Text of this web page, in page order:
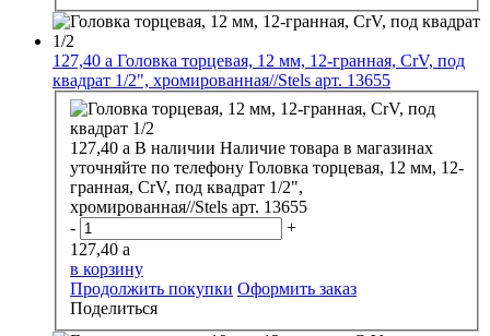
127,40 a Головка торцевая, 12 мм, 12-гранная, CrV, под
квадрат 1/2", хромированная//Stels арт. 13655
127,40 a В наличии Наличие товара в магазинах
уточняйте по телефону Головка торцевая, 12 мм, 12-
гранная, CrV, под квадрат 1/2",
хромированная//Stels арт. 13655
-
+
127,40 a
в корзину
Продолжить покупки Оформить заказ
Поделиться